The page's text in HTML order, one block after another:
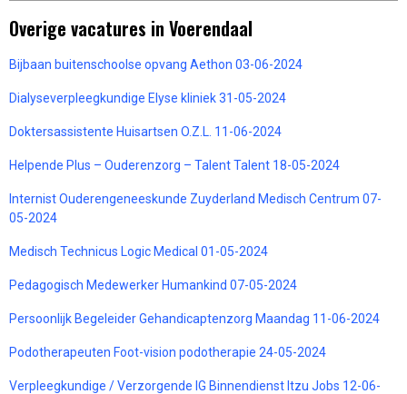
Overige vacatures in Voerendaal
Bijbaan buitenschoolse opvang Aethon 03-06-2024
Dialyseverpleegkundige Elyse kliniek 31-05-2024
Doktersassistente Huisartsen O.Z.L. 11-06-2024
Helpende Plus – Ouderenzorg – Talent Talent 18-05-2024
Internist Ouderengeneeskunde Zuyderland Medisch Centrum 07-
05-2024
Medisch Technicus Logic Medical 01-05-2024
Pedagogisch Medewerker Humankind 07-05-2024
Persoonlijk Begeleider Gehandicaptenzorg Maandag 11-06-2024
Podotherapeuten Foot-vision podotherapie 24-05-2024
Verpleegkundige / Verzorgende IG Binnendienst Itzu Jobs 12-06-